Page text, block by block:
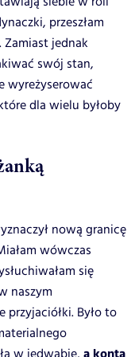
przeszłam
. Zamiast jednak
swój stan,
wyreżyserować
dla wielu byłoby
nową granicę
wówczas
się
naszym
Było to